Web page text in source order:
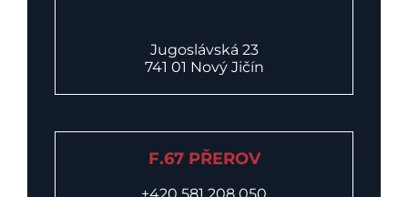
Jugoslávská 23
741 01 Nový Jičín
F.67 PŘEROV